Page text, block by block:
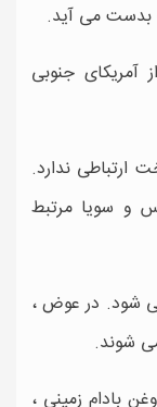
بدست می آید.
آمریکای جنوبی
ارتباطی ندارد.
و سویا مرتبط
شود. در عوض ،
شوند.
بادام زمینی ،